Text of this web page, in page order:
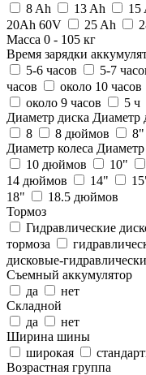
8 Ah
13 Ah 15
20Ah 60V
25 Ah
Масса 0 - 105 кг
Время зарядки
5-6 часов
5-7
часов
около 10 часов
около 9 часов
5 ч
Диаметр диска Диаметр
8
8 дюймов 8"
Диаметр колеса
10 дюймов
10"
14 дюймов
14"
18"
18.5 дюймов
Тормоз
Гидравлические
тормоза
дисковые-
Съемный аккумулятор
да
нет
Складной
да
нет
Ширина шины
широкая
Возрастная группа